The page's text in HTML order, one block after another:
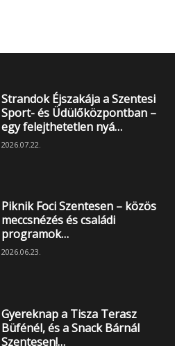
Strandok Éjszakája a Szentesi
Sport- és Üdülőközpontban –
egy felejthetetlen nyá…
2026.07.22.
Piknik Foci Szentesen – közös
meccsnézés és családi
programok…
2026.06.23.
Gyereknap a Tisza Terasz
Büfénél, és a Snack Bárnál
Szentesen!…